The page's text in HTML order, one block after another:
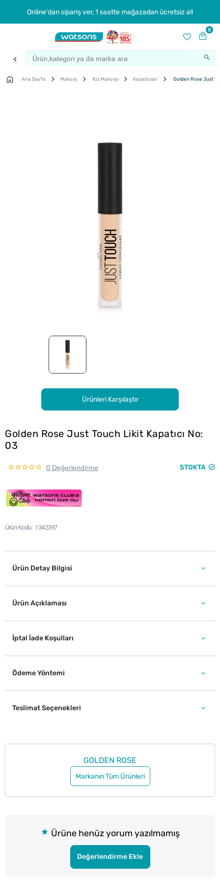
Online'dan sipariş ver, 1 saatte mağazadan ücretsiz al!
0
Ana Sayfa Makyaj Yüz Makyajı Kapatıcılar Golden Rose Just
Ürünleri Karşılaştır
Golden Rose Just Touch Likit Kapatıcı No:
03
0 Değerlendirme STOKTA
Ürün Kodu 1342397
Ürün Detay Bilgisi
Ürün Açıklaması
İptal İade Koşulları
Ödeme Yöntemi
Teslimat Seçenekleri
GOLDEN ROSE
Markanın Tüm Ürünleri
Ürüne henüz yorum yazılmamış
Değerlendirme Ekle